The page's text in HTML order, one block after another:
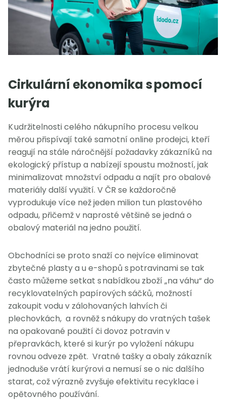
Cirkulární ekonomika s pomocí
kurýra
K udržitelnosti celého nákupního procesu velkou
měrou přispívají také samotní online prodejci, kteří
reagují na stále náročnější požadavky zákazníků na
ekologický přístup a nabízejí spoustu možností, jak
minimalizovat množství odpadu a najít pro obalové
materiály další využití. V ČR se každoročně
vyprodukuje více než jeden milion tun plastového
odpadu, přičemž v naprosté většině se jedná o
obalový materiál na jedno použití.
Obchodníci se proto snaží co nejvíce eliminovat
zbytečné plasty a u e-shopů s potravinami se tak
často můžeme setkat s nabídkou zboží „na váhu“ do
recyklovatelných papírových sáčků, možností
zakoupit vodu v zálohovaných lahvích či
plechovkách, a rovněž s nákupy do vratných tašek
na opakované použití či dovoz potravin v
přepravkách, které si kurýr po vyložení nákupu
rovnou odveze zpět. Vratné tašky a obaly zákazník
jednoduše vrátí kurýrovi a nemusí se o nic dalšího
starat, což výrazně zvyšuje efektivitu recyklace i
opětovného používání.